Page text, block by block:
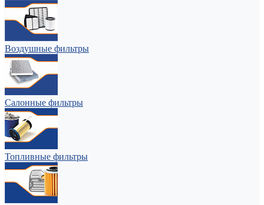
Воздушные фильтры
Салонные фильтры
Топливные фильтры